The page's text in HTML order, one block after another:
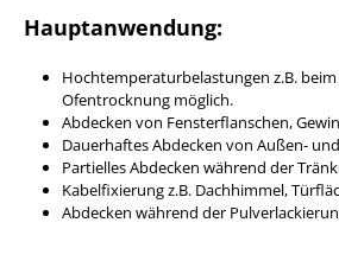
Hauptanwendung:
Hochtemperaturbelastungen z.B.
Ofentrocknung möglich.
Abdecken von Fensterflanschen,
Dauerhaftes Abdecken von Außen-
Partielles Abdecken während der
Kabelfixierung z.B. Dachhimmel,
Abdecken während der